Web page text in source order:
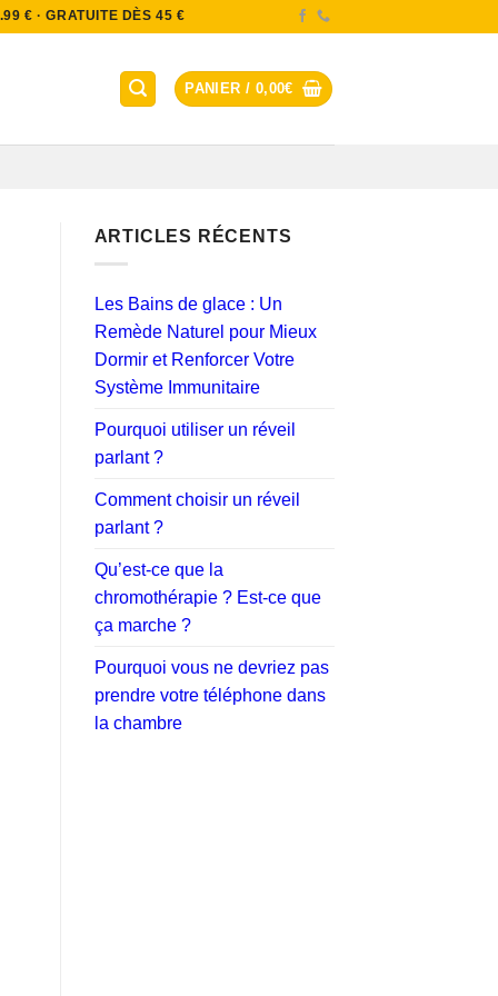
€ · GRATUITE DÈS 45 €
PANIER / 0,00€
ARTICLES RÉCENTS
Les Bains de glace : Un
Remède Naturel pour Mieux
Dormir et Renforcer Votre
Système Immunitaire
Pourquoi utiliser un réveil
parlant ?
Comment choisir un réveil
parlant ?
Qu’est-ce que la
chromothérapie ? Est-ce que
ça marche ?
Pourquoi vous ne devriez pas
prendre votre téléphone dans
la chambre